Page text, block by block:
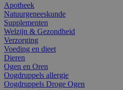
Apotheek
Natuurgeneeskunde
Supplementen
Welzijn & Gezondheid
Verzorging
Voeding en dieet
Dieren
Ogen en Oren
Oogdruppels allergie
Oogdruppels Droge Ogen